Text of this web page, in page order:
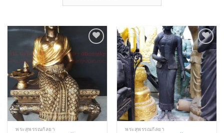
Wishlist
พระสุพรรณกัลยา
Add to
Wishlist
พระสุพรรณกัลยา